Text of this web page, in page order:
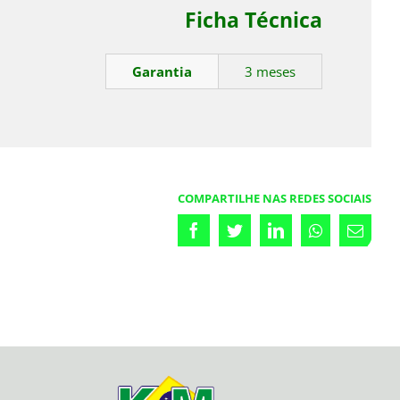
Ficha Técnica
Garantia 3 meses
COMPARTILHE NAS REDES SOCIAIS
FacebookTwitterLinkedInWhatsappEmail